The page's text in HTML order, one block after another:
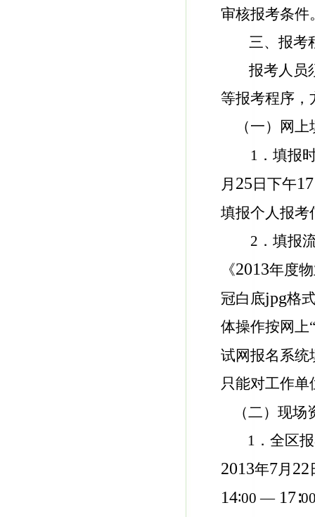
审核报考条件
三、报考
报考人员
等报考程序，
（一）网
1．填报
月 25 日下午17
填报个人报考
2．填报
《2013年度
冠白底jpg格
体操作按网上
试网报名系统
只能对工作
（二）现场
1．全区
2013年7月 22
14∶00 —17∶